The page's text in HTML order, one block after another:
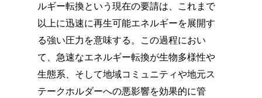
ルギー転換という現在の要請は、これまで
以上に迅速に再生可能エネルギーを展開す
る強い圧力を意味する。この過程におい
て、急速なエネルギー転換が生物多様性や
生態系、そして地域コミュニティや地元ス
テークホルダーへの悪影響を効果的に管